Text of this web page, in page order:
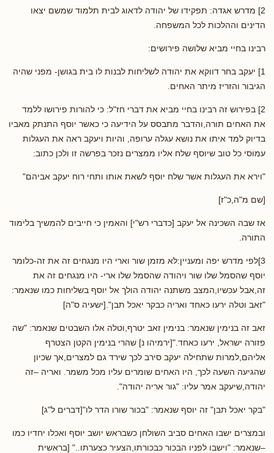
2] מדרש אגדה: תפקידו של יהודה לדאוג לבית תלמוד שמשם יצאו
הדינים וההלכות לכל המשפחה.
רבינו בחיי מביא שלושה פירושים:
1] יעקב בחר דווקא את יהודה לשליחות לבנות לו בית בגושן- מפני שהיה
הגיבור והזריז מיתר האחים.
2] בפירוש זה רבינו בחיי מביא את דברי חז"ל: כי להורות פירושו ללמד
את האחים תורה,והדבר מתבסס על הידיעה כי כאשר יוסף התנתק מאביו
בדיוק למד איתו את נושא עגלה ערופה, והיות ויעקב ראה את העגלות
עמוסי כל טוב שיוסף שלח אליו ממצרים נזכר בפרשה זו ולכן כתוב:
"וירא את העגלות אשר שלח יוסף לשאת אותו ותחי רוח יעקב אביהם"
[שם מ"ה,כ"ז]
אז שבה השכינה אל יעקב [כדברי רש"י] והאמין כי חייבים להמשיך בלימוד
התורה.
3]לפי מדרש יפה ומעניין:לא מזמן שור וארי היו מנגחים זה את זה-כלומר
יוסף שהסמל שלו שור ויהודה שהסמל שלו ארי- היו מנגחים זה את
זה,אבל עכשיו,המצב משתנה יהודה הולך אל יוסף בשליחות כמו שנאמר:
"זאב וטלה ירעו כאחד ואריה כבקר יאכל תבן".[ישעיה ס"ה]
זאב זה בנימין שנאמר: בנימין זאב יטרף,וטלה אלו השבטים שנאמר: "שה
פזורה ישראל, ירעו כאחד."[ירמיהו נ] שהרי בנימין הקטן הצטרף
אליהם,למרות שתחילה יעקב סירב לכך שירד גם למצרים,אך שכיון
שהגיעה השעה לכך, היו האחים שומרים עליו מכל משמר. ואריה –זה
יהודה,שיעקב אמר עליו: "גור אריה יהודה".
"בקר יאכל תבן" זה יוסף שנאמר: "בכור שורו הדר לו"[דברים ל"ג]
ובמצרים ישבו האחים סביב השולחן כשבראש יושב יוסף ואכלו יחדיו כמו
–שנאמר: "וישבו לפניו הבכור כבכורתו,הצעיר כצערתו.." [בראשית